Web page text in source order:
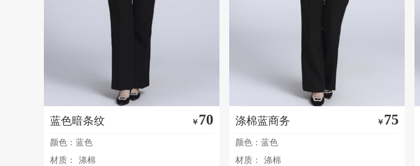
蓝色暗条纹 ￥ 70
颜色：蓝色
材质：
涤棉
涤棉蓝商务 ￥ 75
颜色：蓝色
材质：
涤棉